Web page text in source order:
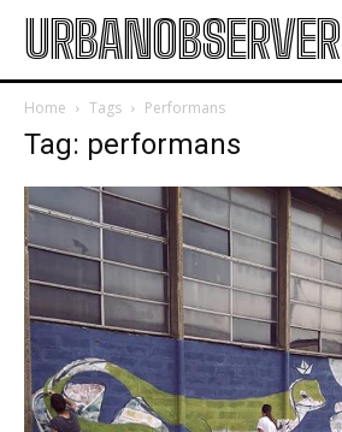
URBANOBSERVER
Home Tags Performans
Tag: performans